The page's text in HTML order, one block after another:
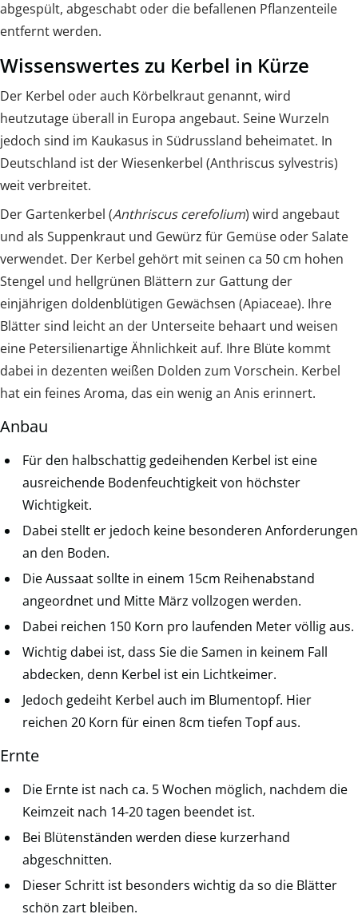
abgespült, abgeschabt oder die befallenen Pflanzenteile
entfernt werden.
Wissenswertes zu Kerbel in Kürze
Der Kerbel oder auch Körbelkraut genannt, wird
heutzutage überall in Europa angebaut. Seine Wurzeln
jedoch sind im Kaukasus in Südrussland beheimatet. In
Deutschland ist der Wiesenkerbel (Anthriscus sylvestris)
weit verbreitet.
Der Gartenkerbel (Anthriscus cerefolium) wird angebaut
und als Suppenkraut und Gewürz für Gemüse oder Salate
verwendet. Der Kerbel gehört mit seinen ca 50 cm hohen
Stengel und hellgrünen Blättern zur Gattung der
einjährigen doldenblütigen Gewächsen (Apiaceae). Ihre
Blätter sind leicht an der Unterseite behaart und weisen
eine Petersilienartige Ähnlichkeit auf. Ihre Blüte kommt
dabei in dezenten weißen Dolden zum Vorschein. Kerbel
hat ein feines Aroma, das ein wenig an Anis erinnert.
Anbau
Für den halbschattig gedeihenden Kerbel ist eine
ausreichende Bodenfeuchtigkeit von höchster
Wichtigkeit.
Dabei stellt er jedoch keine besonderen Anforderungen
an den Boden.
Die Aussaat sollte in einem 15cm Reihenabstand
angeordnet und Mitte März vollzogen werden.
Dabei reichen 150 Korn pro laufenden Meter völlig aus.
Wichtig dabei ist, dass Sie die Samen in keinem Fall
abdecken, denn Kerbel ist ein Lichtkeimer.
Jedoch gedeiht Kerbel auch im Blumentopf. Hier
reichen 20 Korn für einen 8cm tiefen Topf aus.
Ernte
Die Ernte ist nach ca. 5 Wochen möglich, nachdem die
Keimzeit nach 14-20 tagen beendet ist.
Bei Blütenständen werden diese kurzerhand
abgeschnitten.
Dieser Schritt ist besonders wichtig da so die Blätter
schön zart bleiben.